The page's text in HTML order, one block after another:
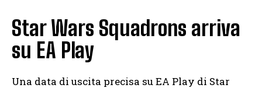
Star Wars Squadrons arriva
su EA Play
Una data di uscita precisa su EA Play di Star